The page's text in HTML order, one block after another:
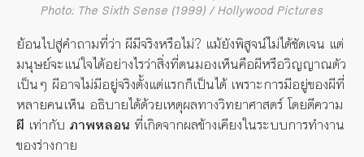
Photo: The Sixth Sense (1999) / Hollywood Pictures
ย้อนไปสู่คำถามที่ว่า ผีมีจริงหรือไม่? แม้ยังพิสูจน์ไม่ได้ชัดเจน แต่
มนุษย์จะแน่ใจได้อย่างไรว่าสิ่งที่ตนมองเห็นคือผีหรือวิญญาณตัว
เป็นๆ ผีอาจไม่มีอยู่จริงตั้งแต่แรกก็เป็นได้ เพราะการมีอยู่ของผีที่
หลายคนเห็น อธิบายได้ด้วยเหตุผลทางวิทยาศาสตร์ โดยตีความ
ผี เท่ากับ ภาพหลอน ที่เกิดจากผลข้างเคียงในระบบการทำงาน
ของร่างกาย